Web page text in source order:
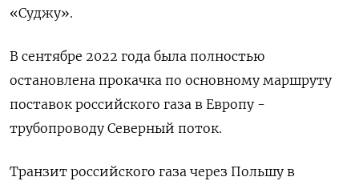
«Суджу».
В сентябре 2022 года была полностью
остановлена прокачка по основному маршруту
поставок российского газа в Европу -
трубопроводу Северный поток.
Транзит российского газа через Польшу в